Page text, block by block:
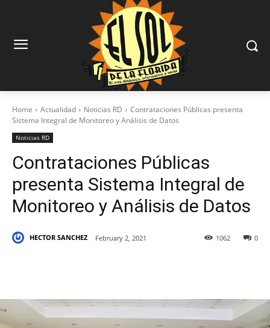
Home Actualidad Noticias RD
Contrataciones Públicas presenta
Sistema Integral de Monitoreo y Análisis de Datos
Noticias RD
Contrataciones Públicas
presenta Sistema Integral de
Monitoreo y Análisis de Datos
HECTOR SANCHEZ February 2, 2021 0
1062